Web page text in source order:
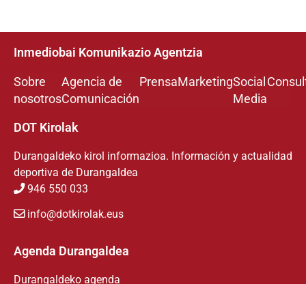
Inmediobai Komunikazio Agentzia
Sobre
nosotros
Agencia de
Comunicación
PrensaMarketingSocial
Media
DOT Kirolak
Durangaldeko kirol informazioa. Información y actualidad
deportiva de Durangaldea
946 550 033
info@dotkirolak.eus
Agenda Durangaldea
Durangaldeko agenda